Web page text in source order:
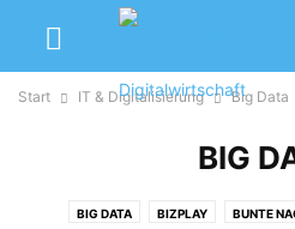
Start IT & Digitalisierung Big Data
BIG
BIG DATA BIZPLAY BUNTE